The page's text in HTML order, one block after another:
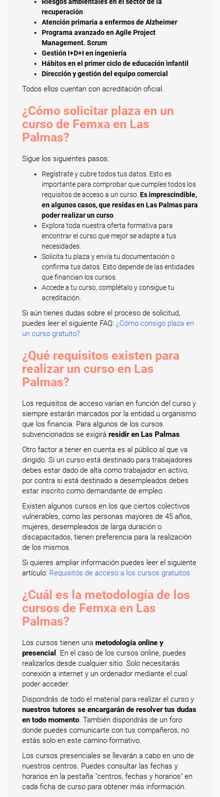
recuperación
Atención primaria a enfermos de Alzheimer
Programa avanzado en Agile Project
Management. Scrum
Gestión I+D+I en ingeniería
Hábitos en el primer ciclo de educación infantil
Dirección y gestión del equipo comercial
Todos ellos cuentan con acreditación oficial.
¿Cómo solicitar plaza en un
curso de Femxa en Las
Palmas?
Sigue los siguientes pasos:
Regístrate y cubre todos tus datos. Esto es
importante para comprobar que cumples todos los
requisitos de acceso a un curso. Es imprescindible,
en algunos casos, que residas en Las Palmas para
poder realizar un curso
Explora toda nuestra oferta formativa para
encontrar el curso que mejor se adapte a tus
necesidades.
Solicita tu plaza y envía tu documentación o
confirma tus datos. Esto depende de las entidades
que financian los cursos.
Accede a tu curso, complétalo y consigue tu
acreditación.
Si aún tienes dudas sobre el proceso de solicitud,
puedes leer el siguiente FAQ: ¿Cómo consigo plaza en
un curso gratuito?
¿Qué requisitos existen para
realizar un curso en Las
Palmas?
Los requisitos de acceso varían en función del curso y
siempre estarán marcados por la entidad u organismo
que los financia. Para algunos de los cursos
subvencionados se exigirá residir en Las Palmas.
Otro factor a tener en cuenta es al público al que va
dirigido. Si un curso está destinado para trabajadores
debes estar dado de alta como trabajador en activo,
por contra si está destinado a desempleados debes
estar inscrito como demandante de empleo.
Existen algunos cursos en los que ciertos colectivos
vulnerables, como las personas mayores de 45 años,
mujeres, desempleados de larga duración o
discapacitados, tienen preferencia para la realización
de los mismos.
Si quieres ampliar información puedes leer el siguiente
artículo: Requisitos de acceso a los cursos gratuitos
¿Cuál es la metodología de los
cursos de Femxa en Las
Palmas?
Los cursos tienen una metodología online y
presencial . En el caso de los cursos online, puedes
realizarlos desde cualquier sitio. Solo necesitarás
conexión a internet y un ordenador mediante el cual
poder acceder.
Dispondrás de todo el material para realizar el curso y
nuestros tutores se encargarán de resolver tus dudas
en todo momento. También dispondrás de un foro
donde puedes comunicarte con tus compañeros, no
estás solo en este camino formativo.
Los cursos presenciales se llevarán a cabo en uno de
nuestros centros. Puedes consultar las fechas y
horarios en la pestaña "centros, fechas y horarios" en
cada ficha de curso para obtener más información.